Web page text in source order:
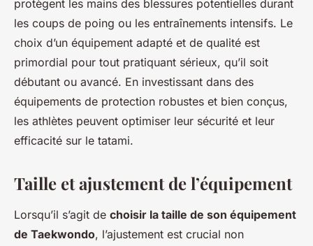
protègent les mains des blessures potentielles durant
les coups de poing ou les entraînements intensifs. Le
choix d’un équipement adapté et de qualité est
primordial pour tout pratiquant sérieux, qu’il soit
débutant ou avancé. En investissant dans des
équipements de protection robustes et bien conçus,
les athlètes peuvent optimiser leur sécurité et leur
efficacité sur le tatami.
Taille et ajustement de l’équipement
Lorsqu’il s’agit de choisir la taille de son équipement
de Taekwondo, l’ajustement est crucial non